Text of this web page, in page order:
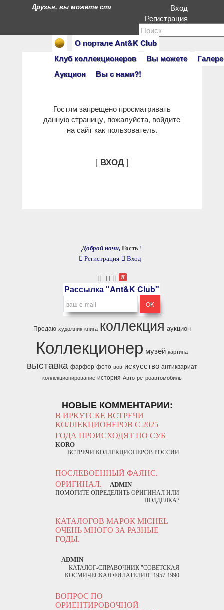
О портале Ant&K Club
Клуб коллекционеров
Вы можете
Аукцион
Вы с нами?!
Друзья, вы можете стать героями нашего портала.
Вход
Регистрация
Гостям запрещено просматривать
данную страницу, пожалуйста, войдите
на сайт как пользователь.
[ ВХОД]
Доброй ночи, Гость !
Регистрация
Вход
Рассылка "Ant&K Club"
Продаю художник книга коллекция аукцион
Коллекционер музей картина
выставка фарфор фото вов искусство антиквариат
коллекционирование история Авто ретроавтомобиль
НОВЫЕ КОММЕНТАРИИ:
В ИРКУТСКЕ ВСТРЕЧИ
КОЛЛЕКЦИОНЕРОВ С 2025
ГОДА ПРОИСХОДЯТ ПО СУБ
KORO
ВСТРЕЧИ КОЛЛЕКЦИОНЕРОВ РОССИИ
ПОСЛЕВОЕННЫЙ ФАЯНС.
ОРИГИНАЛ.
ADMIN
ПОМОГИТЕ ОПРЕДЕЛИТЬ ОРИГИНАЛ ИЛИ
ПОДДЕЛКА?
КАТАЛОГОВ МАРОК MICHEL
ОЧЕНЬ МНОГО ЗА РАЗНЫЕ
ГОДЫ.
ADMIN
КАТАЛОГ-СПРАВОЧНИК "СОВЕТСКАЯ
КОСМИЧЕСКАЯ ФИЛАТЕЛИЯ" 1957-1990
ВОПРОС ПО
ОРИЕНТИРОВОЧНОЙ